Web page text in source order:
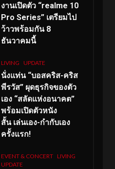
งานเปิดตัว “realme 10
Pro Series” เตรียมไป
ว้าวพร้อมกัน 8
ธันวาคมนี้
LIVING UPDATE
นั่งแท่น “บอสคริส-คริส
พีรวัส” ผุดธุรกิจของตัว
เอง “สลัดแห่งอนาคต”
พร้อมเปิดตัวหนัง
สั้น เล่นเอง-กำกับเอง
ครั้งแรก!
EVENT & CONCERT LIVING
UPDATE